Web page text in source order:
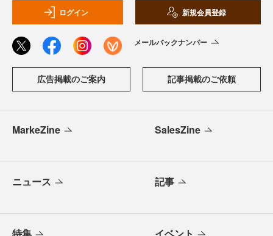
ログイン 新規会員登録
メールバックナンバー
広告掲載のご案内 記事掲載のご依頼
MarkeZine SalesZine
ニュース 記事